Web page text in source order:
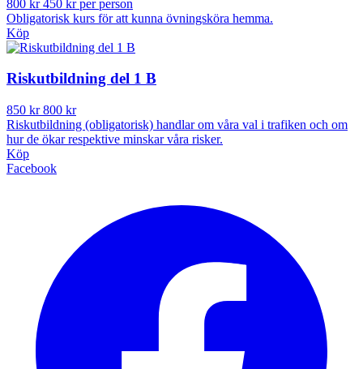
800 kr450 kr per person
Obligatorisk kurs för att kunna övningsköra hemma.
Köp
Riskutbildning del 1 B
850 kr800 kr
Riskutbildning (obligatorisk) handlar om våra val i trafiken och om
hur de ökar respektive minskar våra risker.
Köp
Facebook